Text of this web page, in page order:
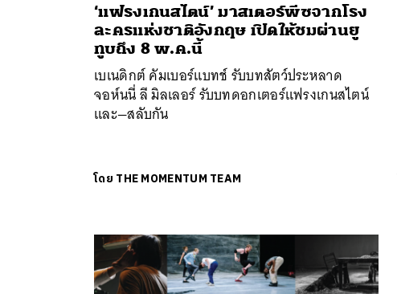
‘แฟรงเกนสไตน์’ มาสเตอร์พีซจากโรง
ละครแห่งชาติอังกฤษ เปิดให้ชมผ่านยู
ทูบถึง 8 พ.ค.นี้
เบเนดิกต์ คัมเบอร์แบทช์ รับบทสัตว์ประหลาด
จอห์นนี่ ลี มิลเลอร์ รับบทดอกเตอร์แฟรงเกนสไตน์
และ—สลับกัน
โดย THE MOMENTUM TEAM